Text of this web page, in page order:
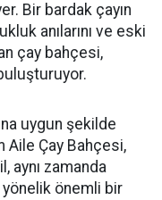
Bir bardak çayın
anılarını ve eski
çay bahçesi,
uygun şekilde
Aile Çay Bahçesi,
aynı zamanda
yönelik önemli bir